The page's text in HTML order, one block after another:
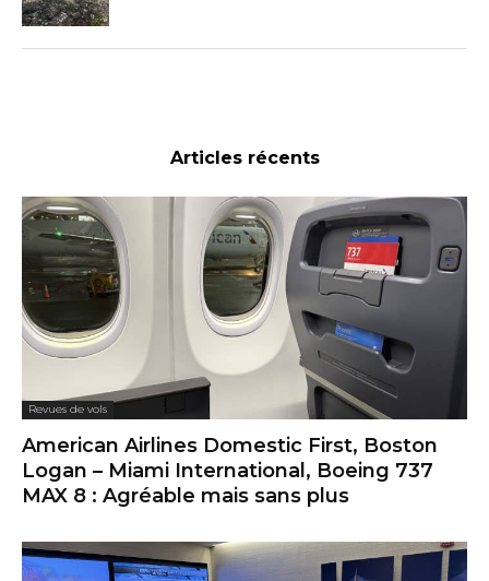
Articles récents
Revues de vols
American Airlines Domestic First, Boston
Logan – Miami International, Boeing 737
MAX 8 : Agréable mais sans plus